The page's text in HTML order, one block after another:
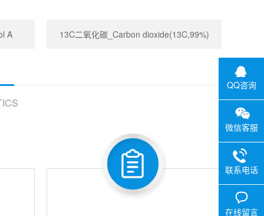
A 13C二氧化碳_Carbon dioxide(13C,99%)
QQ咨询
微信客服
联系电话
在线留言